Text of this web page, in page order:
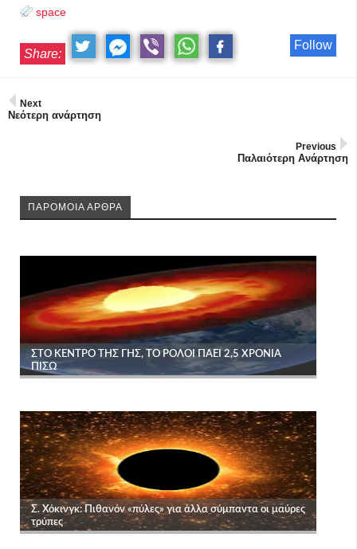
space
Follow
Share:
Next
Νεότερη ανάρτηση
Previous
Παλαιότερη Ανάρτηση
ΠΑΡΟΜΟΙΑ ΑΡΘΡΑ